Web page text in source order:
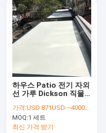
하우스 Patio 전기 자외
선 가루 Dickson 직물
가격:USD 871USD ~4000USD or more based on the sizes
MOQ:1 세트
최신 가격 받기